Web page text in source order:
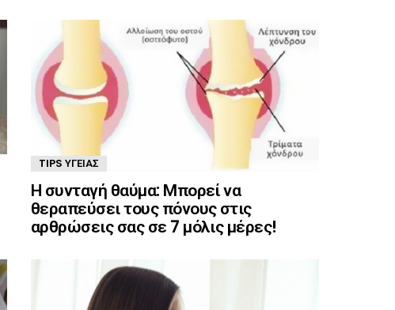
TIPS ΥΓΕΊΑΣ
Η συνταγή θαύμα: Μπορεί να
θεραπεύσει τους πόνους στις
αρθρώσεις σας σε 7 μόλις μέρες!